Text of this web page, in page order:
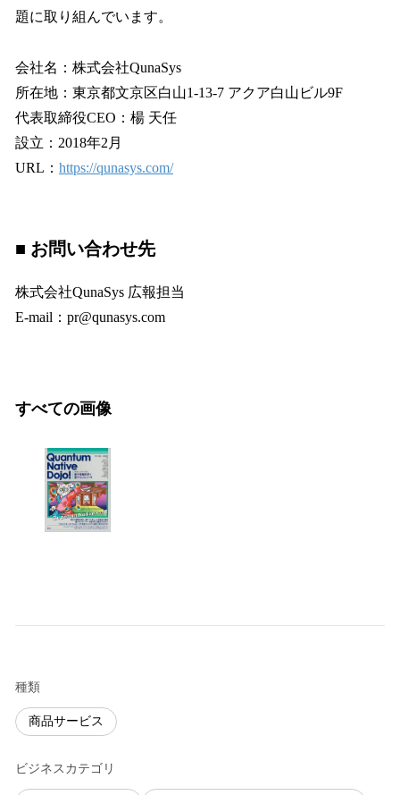
題に取り組んでいます。
会社名：株式会社QunaSys
所在地：東京都文京区白山1-13-7 アクア白山ビル9F
代表取締役CEO：楊 天任
設立：2018年2月
URL： https://qunasys.com/
■ お問い合わせ先
株式会社QunaSys 広報担当
E-mail：pr@qunasys.com
すべての画像
種類
商品サービス
ビジネスカテゴリ